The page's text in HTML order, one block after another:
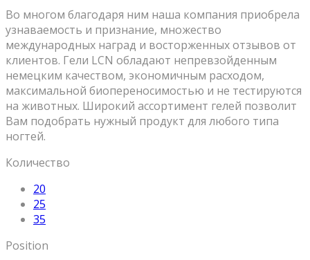
Во многом благодаря ним наша компания приобрела
узнаваемость и признание, множество
международных наград и восторженных отзывов от
клиентов. Гели LCN обладают непревзойденным
немецким качеством, экономичным расходом,
максимальной биопереносимостью и не тестируются
на животных. Широкий ассортимент гелей позволит
Вам подобрать нужный продукт для любого типа
ногтей.
Количество
20
25
35
Position